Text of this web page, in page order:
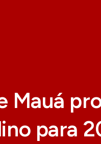
Mauá
para